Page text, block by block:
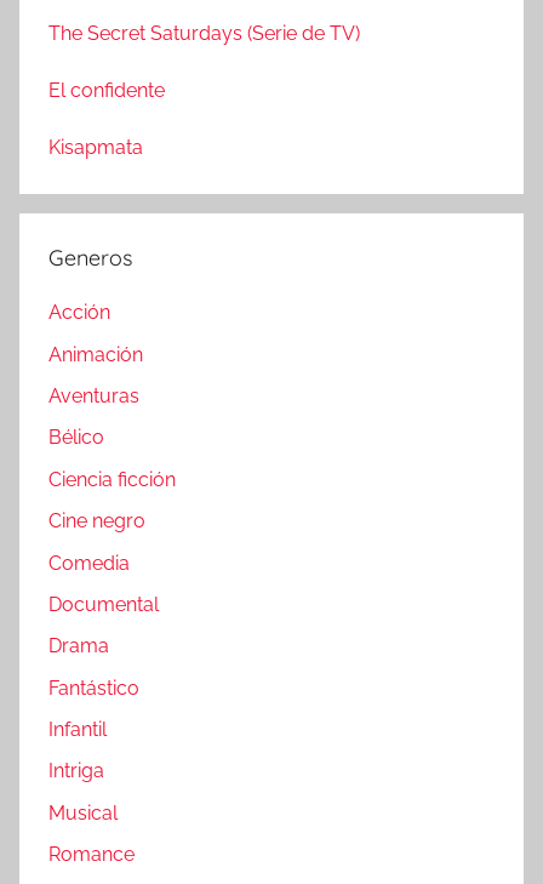
The Secret Saturdays (Serie de TV)
El confidente
Kisapmata
Generos
Acción
Animación
Aventuras
Bélico
Ciencia ficción
Cine negro
Comedia
Documental
Drama
Fantástico
Infantil
Intriga
Musical
Romance